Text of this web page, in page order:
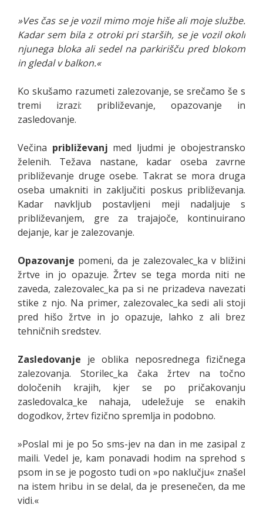
»Ves čas se je vozil mimo moje hiše ali moje službe.
Kadar sem bila z otroki pri starših, se je vozil okoli
njunega bloka ali sedel na parkirišču pred blokom
in gledal v balkon.«
Ko skušamo razumeti zalezovanje, se srečamo še s
tremi izrazi: približevanje, opazovanje in
zasledovanje.
Večina približevanj med ljudmi je obojestransko
želenih. Težava nastane, kadar oseba zavrne
približevanje druge osebe. Takrat se mora druga
oseba umakniti in zaključiti poskus približevanja.
Kadar navkljub postavljeni meji nadaljuje s
približevanjem, gre za trajajoče, kontinuirano
dejanje, kar je zalezovanje.
Opazovanje pomeni, da je zalezovalec_ka v bližini
žrtve in jo opazuje. Žrtev se tega morda niti ne
zaveda, zalezovalec_ka pa si ne prizadeva navezati
stike z njo. Na primer, zalezovalec_ka sedi ali stoji
pred hišo žrtve in jo opazuje, lahko z ali brez
tehničnih sredstev.
Zasledovanje je oblika neposrednega fizičnega
zalezovanja. Storilec_ka čaka žrtev na točno
določenih krajih, kjer se po pričakovanju
zasledovalca_ke nahaja, udeležuje se enakih
dogodkov, žrtev fizično spremlja in podobno.
»Poslal mi je po 5o sms-jev na dan in me zasipal z
maili. Vedel je, kam ponavadi hodim na sprehod s
psom in se je pogosto tudi on »po naklučju« znašel
na istem hribu in se delal, da je presenečen, da me
vidi.«